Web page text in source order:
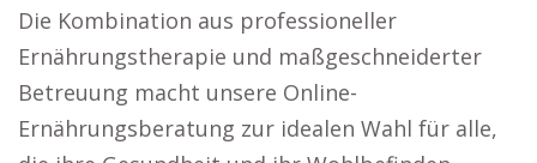
Die Kombination aus professioneller
Ernährungstherapie und maßgeschneiderter
Betreuung macht unsere Online-
Ernährungsberatung zur idealen Wahl für alle,